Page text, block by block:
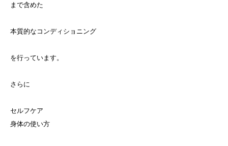
まで含めた
本質的なコンディショニング
を行っています。
さらに
セルフケア
身体の使い方